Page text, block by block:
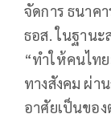
จัดการ ธนาคา
ธอส. ในฐานะ
“ทำให้คนไท
ทางสังคม ผ่า
อาศัยเป็นของ